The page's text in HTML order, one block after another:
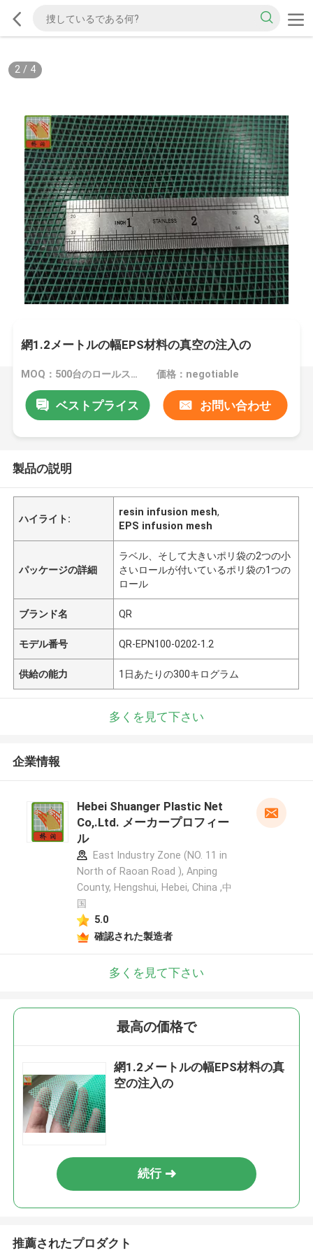
2/ 4
網1.2メートルの幅EPS材料の真空の注入の
MOQ：500台のロールスロイス 価格：negotiable
ベストプライス お問い合わせ
製品の説明
ハイライト:
resin infusion mesh,
EPS infusion mesh
パッケージの詳細
ラベル、そして大きいポリ袋の2つの小
さいロールが付いているポリ袋の1つの
ロール
ブランド名 QR
モデル番号 QR-EPN100-0202-1.2
供給の能力 1日あたりの300キログラム
多くを見て下さい
企業情報
Hebei Shuanger Plastic Net
Co,.Ltd. メーカープロフィー
ル
East Industry Zone (NO. 11 in
North of Raoan Road ), Anping
County, Hengshui, Hebei, China ,中
国
5.0
確認された製造者
多くを見て下さい
最高の価格で
網1.2メートルの幅EPS材料の真
空の注入の
続行
推薦されたプロダクト